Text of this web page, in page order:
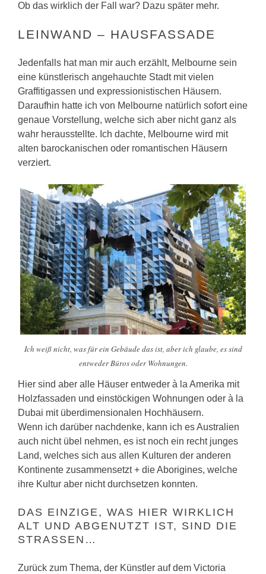
Ob das wirklich der Fall war? Dazu später mehr.
LEINWAND – HAUSFASSADE
Jedenfalls hat man mir auch erzählt, Melbourne sein
eine künstlerisch angehauchte Stadt mit vielen
Graffitigassen und expressionistischen Häusern.
Daraufhin hatte ich von Melbourne natürlich sofort eine
genaue Vorstellung, welche sich aber nicht ganz als
wahr herausstellte. Ich dachte, Melbourne wird mit
alten barockanischen oder romantischen Häusern
verziert.
Ich weiß nicht, was für ein Gebäude das ist, aber ich glaube, es sind
entweder Büros oder Wohnungen.
Hier sind aber alle Häuser entweder à la Amerika mit
Holzfassaden und einstöckigen Wohnungen oder à la
Dubai mit überdimensionalen Hochhäusern.
Wenn ich darüber nachdenke, kann ich es Australien
auch nicht übel nehmen, es ist noch ein recht junges
Land, welches sich aus allen Kulturen der anderen
Kontinente zusammensetzt + die Aborigines, welche
ihre Kultur aber nicht durchsetzen konnten.
DAS EINZIGE, WAS HIER WIRKLICH
ALT UND ABGENUTZT IST, SIND DIE
STRASSEN…
Zurück zum Thema, der Künstler auf dem Victoria